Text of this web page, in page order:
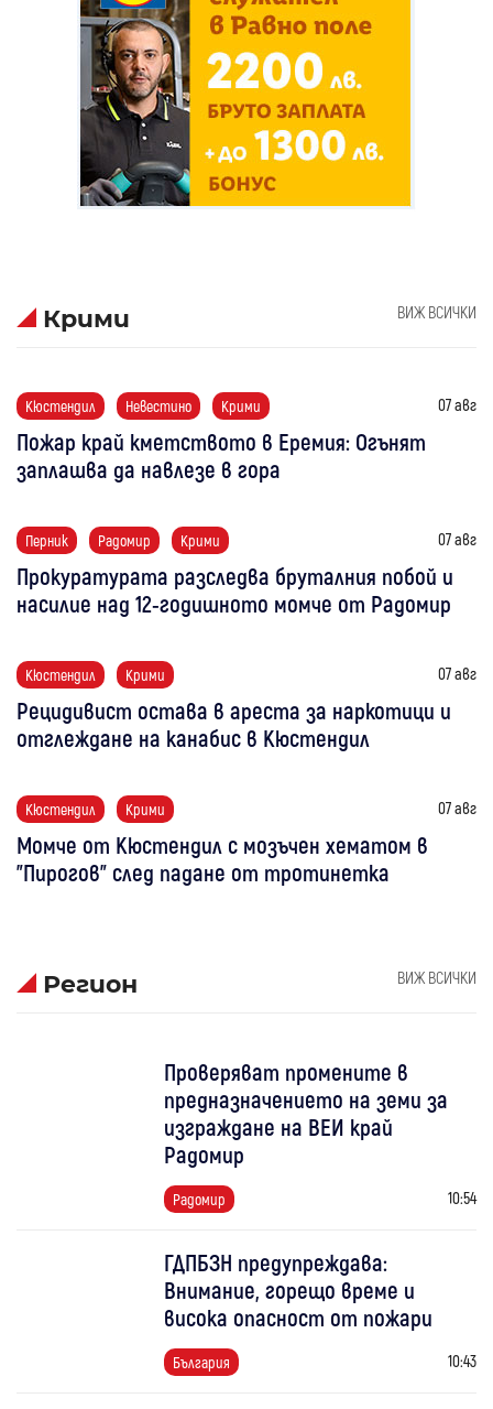
Крими ВИЖ ВСИЧКИ
Кюстендил Невестино Крими 07 авг
Пожар край кметството в Еремия: Огънят
заплашва да навлезе в гора
Перник Радомир Крими 07 авг
Прокуратурата разследва бруталния побой и
насилие над 12-годишното момче от Радомир
Кюстендил Крими 07 авг
Рецидивист остава в ареста за наркотици и
отглеждане на канабис в Кюстендил
Кюстендил Крими 07 авг
Момче от Кюстендил с мозъчен хематом в
"Пирогов" след падане от тротинетка
Регион ВИЖ ВСИЧКИ
Проверяват промените в
предназначението на земи за
изграждане на ВЕИ край
Радомир
Радомир 10:54
ГДПБЗН предупреждава:
Внимание, горещо време и
висока опасност от пожари
България 10:43